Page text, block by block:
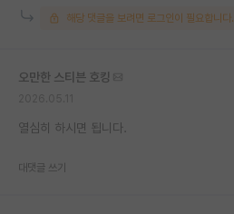
해당 댓글을 보려면 로그인이 필요합니다.
오만한 스티븐 호킹
열심히 하시면 됩니다.
대댓글 쓰기